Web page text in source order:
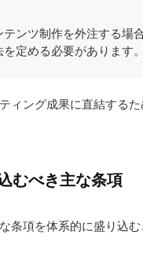
ンツ制作を外注する場
定める必要があります。
ィング成果に直結する
むべき主な条項
条項を体系的に盛り込む